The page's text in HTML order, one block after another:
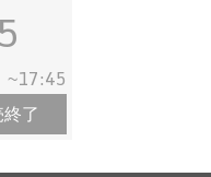
~17:45
終了